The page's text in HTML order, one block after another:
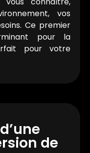
vos
Ce premier
pour la
pour votre
de